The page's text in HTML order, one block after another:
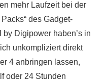
mehr Laufzeit bei der
des Gadget-
Digipower haben’s in
unkompliziert direkt
4 anbringen lassen,
oder 24 Stunden